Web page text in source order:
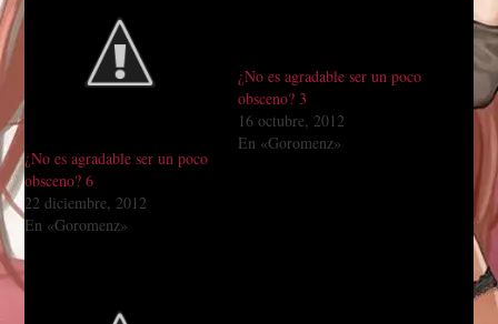
¿No es agradable ser un poco
obsceno? 6
22 diciembre, 2012
En «Goromenz»
¿No es agradable ser un poco
obsceno? 3
16 octubre, 2012
En «Goromenz»